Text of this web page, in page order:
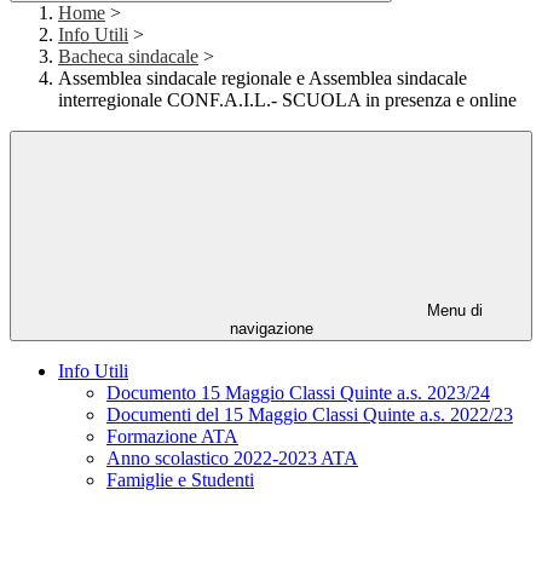
Home >
Info Utili >
Bacheca sindacale >
Assemblea sindacale regionale e Assemblea sindacale
interregionale CONF.A.I.L.- SCUOLA in presenza e online
Menu di
navigazione
Info Utili
Documento 15 Maggio Classi Quinte a.s. 2023/24
Documenti del 15 Maggio Classi Quinte a.s. 2022/23
Formazione ATA
Anno scolastico 2022-2023 ATA
Famiglie e Studenti